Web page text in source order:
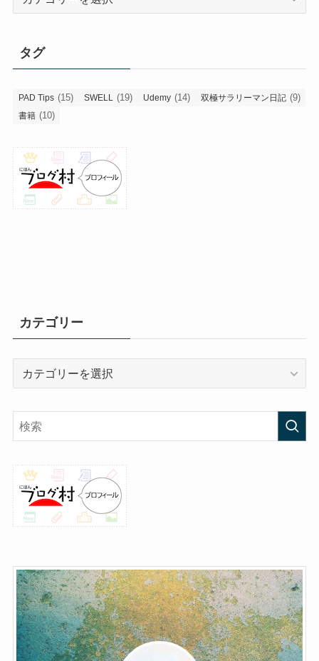
ー
タグ
PAD Tips (15) SWELL (19) Udemy (14) 双極サラリーマン日記 (9)
書籍 (10)
カテゴリー
リ
ー